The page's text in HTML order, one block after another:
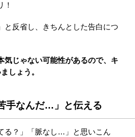
！
と反省し、きちんとした告白につ
気じゃない可能性があるので、キ
しょう。
手なんだ…」と伝える
る？」「脈なし…」と思いこん